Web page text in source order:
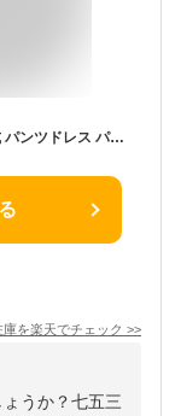
【洗える/ストレッチ】パーティードレス 結婚式 パンツドレス パンツスタイル セットアップ 2点セット テーパードパンツ 二次会 披露宴 上品 セレモニー フォーマル ミセス レディース 親族 母親 女性 服装 七五三 卒業式 入学式 体型カバー 即日発送 ルイルエブティック
庫を楽天でチェック >>
うか？七五三